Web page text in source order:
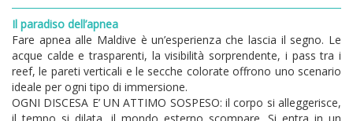
Il paradiso dell’apnea
Fare apnea alle Maldive è un’esperienza che lascia il segno. Le
acque calde e trasparenti, la visibilità sorprendente, i pass tra i
reef, le pareti verticali e le secche colorate offrono uno scenario
ideale per ogni tipo di immersione.
OGNI DISCESA E’ UN ATTIMO SOSPESO: il corpo si alleggerisce,